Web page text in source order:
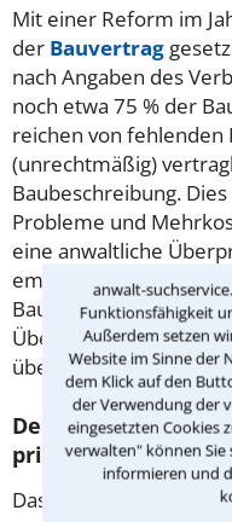
anwalt-
Funktionsfähigkeit
Außerdem setzen
Website im Sinne der
dem Klick auf den
der Verwendung der
eingesetzten Cookies
verwalten" können Sie
informieren und
Mit einer Reform im
der Bauvertrag
nach Angaben des
noch etwa 75 % der
reichen von fehlenden
(unrechtmäßig)
Baubeschreibung.
Probleme und
eine anwaltliche
empfohlen wird.
Baurecht in Erding
Überprüfung zum
über unser
Der richtige Anwalt
privaten Baurechts
Das private Baurecht